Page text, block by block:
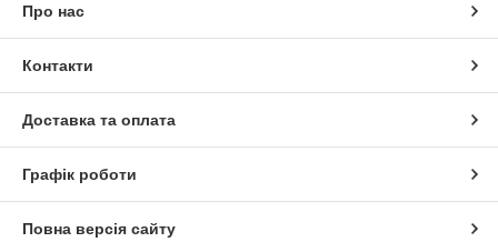
Про нас
Контакти
Доставка та оплата
Графік роботи
Повна версія сайту